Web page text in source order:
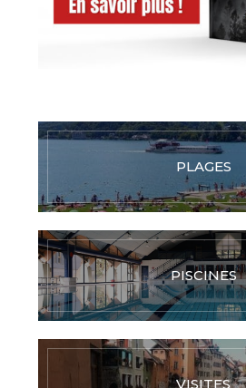
PLAGES
PISCINES
VISITES